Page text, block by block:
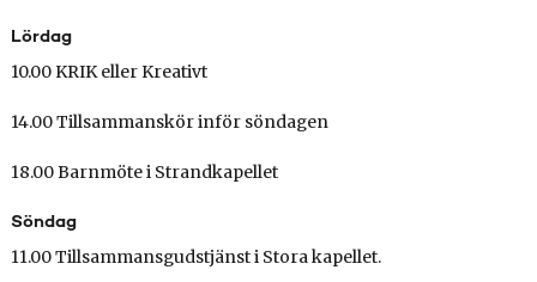
Lördag
10.00 KRIK eller Kreativt
14.00 Tillsammanskör inför söndagen
18.00 Barnmöte i Strandkapellet
Söndag
11.00 Tillsammansgudstjänst i Stora kapellet.